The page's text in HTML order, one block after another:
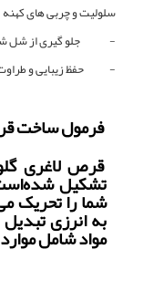
سلولیت و چربی های کهنه
- جلو گیری از شل
- حفظ زیبایی و
فرمول ساخت
قرص لاغری
تشکیل
شما را تحریک
به انرزی
مواد شامل